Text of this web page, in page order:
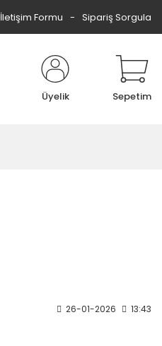
İletişim Formu Sipariş Sorgula
Üyelik Sepetim
26-01-2026 13:43